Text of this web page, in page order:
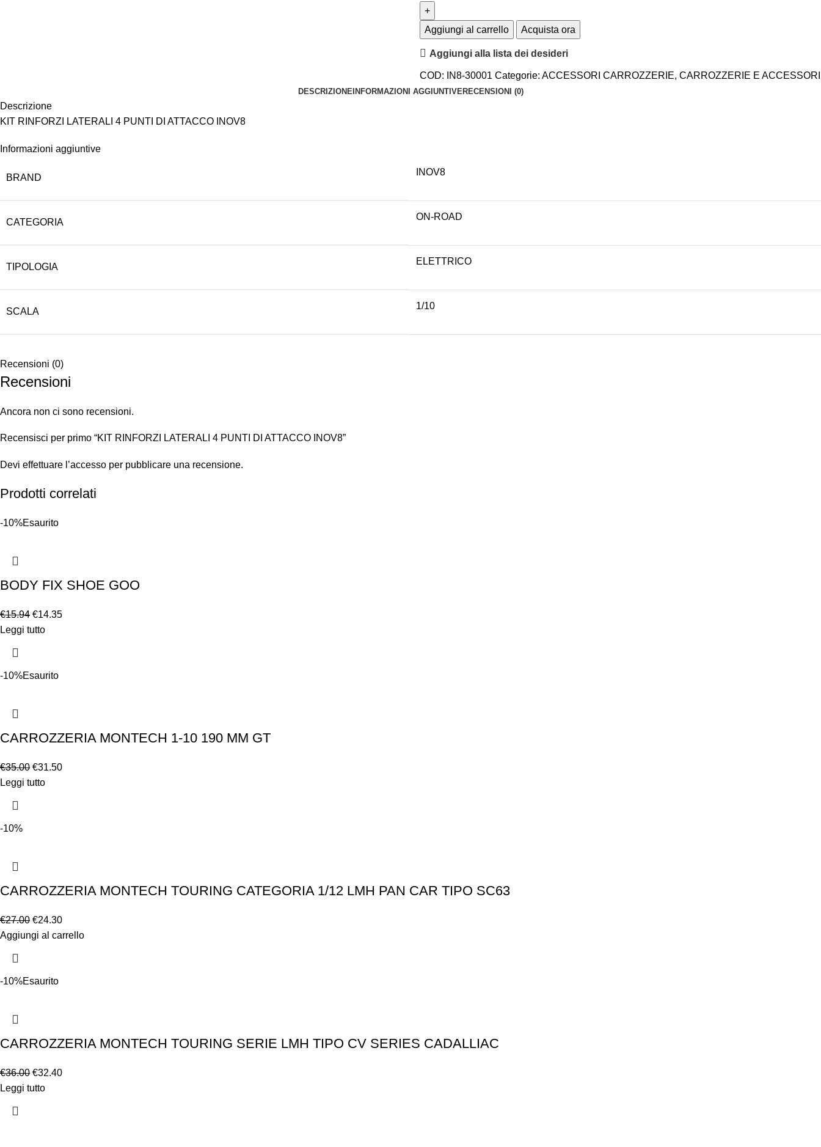
Aggiungi al carrello Acquista ora
Aggiungi alla lista dei desideri
COD: IN8-30001 Categorie: ACCESSORI CARROZZERIE, CARROZZERIE E ACCESSORI
DESCRIZIONEINFORMAZIONI AGGIUNTIVERECENSIONI (0)
Descrizione
KIT RINFORZI LATERALI 4 PUNTI DI ATTACCO INOV8
Informazioni aggiuntive
BRAND
INOV8
CATEGORIA
ON-ROAD
TIPOLOGIA
ELETTRICO
SCALA
1/10
Recensioni (0)
Recensioni
Ancora non ci sono recensioni.
Recensisci per primo “KIT RINFORZI LATERALI 4 PUNTI DI ATTACCO INOV8”
Devi effettuare l’accesso per pubblicare una recensione.
Prodotti correlati
-10%Esaurito
BODY FIX SHOE GOO
€15.94 €14.35
Leggi tutto
-10%Esaurito
CARROZZERIA MONTECH 1-10 190 MM GT
€35.00 €31.50
Leggi tutto
-10%
CARROZZERIA MONTECH TOURING CATEGORIA 1/12 LMH PAN CAR TIPO SC63
€27.00 €24.30
Aggiungi al carrello
-10%Esaurito
CARROZZERIA MONTECH TOURING SERIE LMH TIPO CV SERIES CADALLIAC
€36.00 €32.40
Leggi tutto